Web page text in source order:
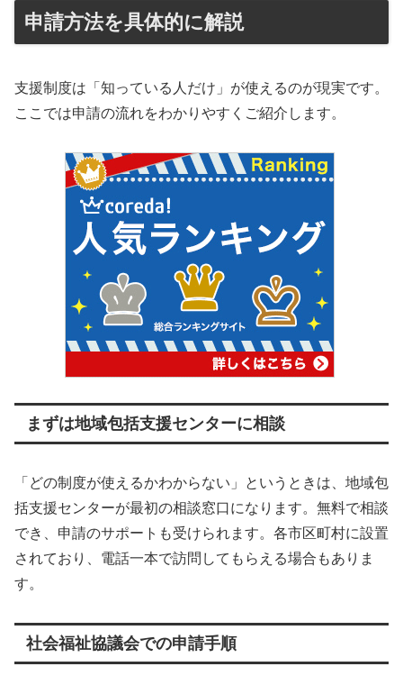
申請方法を具体的に解説
支援制度は「知っている人だけ」が使えるのが現実です。
ここでは申請の流れをわかりやすくご紹介します。
まずは地域包括支援センターに相談
「どの制度が使えるかわからない」というときは、地域包
括支援センターが最初の相談窓口になります。無料で相談
でき、申請のサポートも受けられます。各市区町村に設置
されており、電話一本で訪問してもらえる場合もありま
す。
社会福祉協議会での申請手順